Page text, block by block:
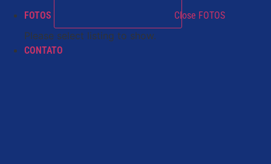
FOTOS Close FOTOS
Please select listing to show.
CONTATO